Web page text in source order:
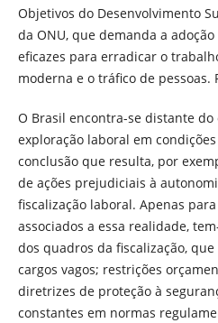
Objetivos do Desenvolvimento
da ONU, que demanda a
eficazes para erradicar o
moderna e o tráfico de pessoas.
O Brasil encontra-se distante
exploração laboral em
conclusão que resulta, por
de ações prejudiciais à
fiscalização laboral. Apenas
associados a essa realidade,
dos quadros da fiscalização,
cargos vagos; restrições
diretrizes de proteção à
constantes em normas